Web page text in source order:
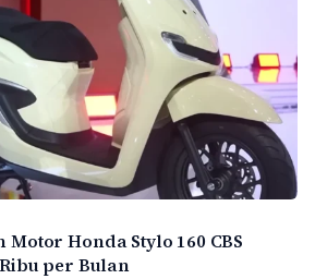
Honda Stylo 160 CBS
per Bulan